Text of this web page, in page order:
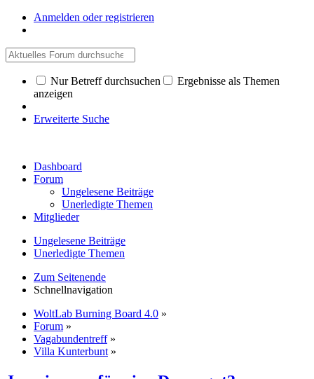
Anmelden oder registrieren
Nur Betreff durchsuchen
Ergebnisse als Themen
anzeigen
Erweiterte Suche
Dashboard
Forum
Ungelesene Beiträge
Unerledigte Themen
Mitglieder
Ungelesene Beiträge
Unerledigte Themen
Zum Seitenende
Schnellnavigation
WoltLab Burning Board 4.0 »
Forum »
Vagabundentreff »
Villa Kunterbunt »